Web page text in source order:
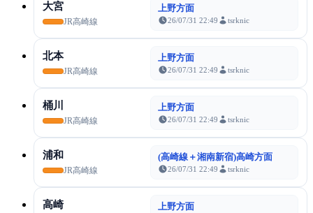
大宮
JR高崎線
上野方面
26/07/31 22:49 tsrknic
北本
JR高崎線
上野方面
26/07/31 22:49 tsrknic
桶川
JR高崎線
上野方面
26/07/31 22:49 tsrknic
浦和
JR高崎線
(高崎線＋湘南新宿)高崎方面
26/07/31 22:49 tsrknic
高崎 上野方面